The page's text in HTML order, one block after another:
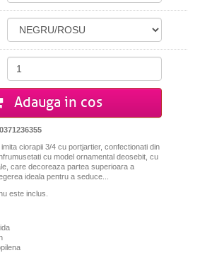
Adauga in cos
0371236355
ciorapii 3/4 cu portjartier, confectionati din
cu model ornamental deosebit, cu
care decoreaza partea superioara a
ideala pentru a seduce...
este inclus.